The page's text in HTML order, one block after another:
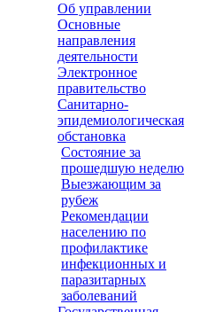
Об управлении
Основные
направления
деятельности
Электронное
правительство
Санитарно-
эпидемиологическая
обстановка
Состояние за
прошедшую неделю
Выезжающим за
рубеж
Рекомендации
населению по
профилактике
инфекционных и
паразитарных
заболеваний